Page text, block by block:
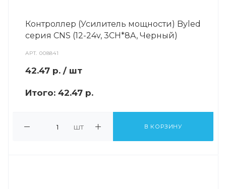
Контроллер (Усилитель мощности) Byled
серия CNS (12-24v, 3CH*8A, Черный)
АРТ.008841
42.47 р. / шт
Итого: 42.47 р.
шт В КОРЗИНУ